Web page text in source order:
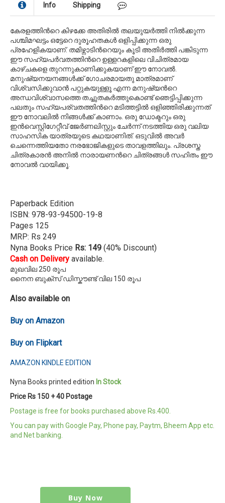
Info Shipping
കേരളത്തിന്‍റെ കിഴക്കേ അതിരില്‍ തലയുയര്‍ത്തി നില്‍ക്കുന്ന
പശ്ചിമഘട്ടം ഒട്ടേറെ ദുരൂഹതകള്‍ ഒളിപ്പിക്കുന്ന ഒരു
പ്രഹേളികയാണ്. തമിഴ്നാടിന്‍റെയും കൂടി അതിര്‍ത്തി പങ്കിടുന്ന
ഈ സഹ്യപര്‍വതത്തിന്‍റെ ഉള്ളറകളിലെ വിചിത്രമായ
കാഴ്ചകളെ തുറന്നുകാണിക്കുകയാണ് ഈ നോവല്‍.
മനുഷ്യനയനങ്ങള്‍ക്ക് ഗോചരമായതു മാത്രമാണ്
വിശ്വസിക്കുവാന്‍ പറ്റുകയുള്ളൂ എന്ന മനുഷ്യന്‍റെ
അന്ധവിശ്വാസത്തെ തച്ചുതകര്‍ത്തുകൊണ്ട് ഞെട്ടിപ്പിക്കുന്ന
പലതും സഹ്യപര്വതത്തിന്‍റെ മടിത്തട്ടില്‍ ഒളിഞ്ഞിരിക്കുന്നത്
ഈ നോവലില്‍ നിങ്ങള്‍ക്ക് കാണാം. ഒരു ഡോക്ടറും ഒരു
ഇന്‍വെസ്റ്റിഗേറ്റീവ് ജേര്‍ണലിസ്റ്റും ചേര്‍ന്ന് നടത്തിയ ഒരു വലിയ
സാഹസിക യാത്രയുടെ കഥയാണിത്. ഒടുവില്‍ അവര്‍
ചെന്നെത്തിയതോ നരഭോജികളുടെ താവളത്തിലും. പ്രശസ്ത
ചിത്രകാരന്‍ അനില്‍ നാരായണന്‍റെ ചിത്രങ്ങള്‍ സഹിതം ഈ
നോവല്‍ വായിക്കൂ.
Paperback Edition
ISBN: 978-93-94500-19-8
Pages 125
MRP: Rs 249
Nyna Books Price Rs: 149 (40% Discount)
Cash on Delivery available.
മുഖവില 250 രൂപ
നൈന ബുക്സ് ഡിസ്കൗണ്ട് വില 150 രൂപ
Also available on
Buy on Amazon
Buy on Flipkart
AMAZON KINDLE EDITION
Nyna Books printed edition In Stock
Price Rs 150 + 40 Postage
Postage is free for books purchased above Rs.400.
You can pay with Google Pay, Phone pay, Paytm, Bheem App etc.
and Net banking.
Buy Now